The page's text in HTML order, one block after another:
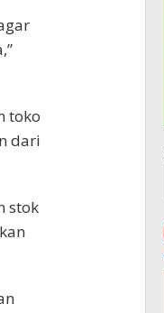
toko
dari
stok